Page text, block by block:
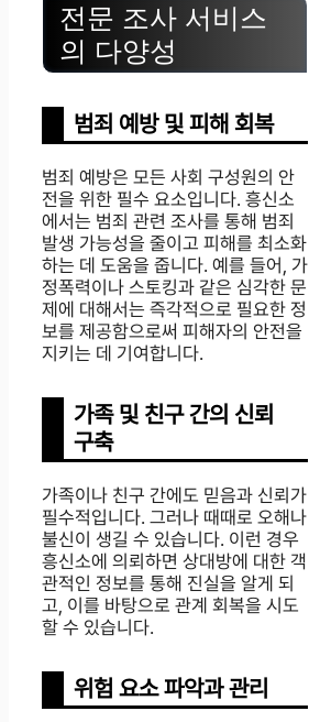
전문 조사 서비스
의 다양성
범죄 예방 및 피해 회복
범죄 예방은 모든 사회 구성원의 안
전을 위한 필수 요소입니다. 흥신소
에서는 범죄 관련 조사를 통해 범죄
발생 가능성을 줄이고 피해를 최소화
하는 데 도움을 줍니다. 예를 들어, 가
정폭력이나 스토킹과 같은 심각한 문
제에 대해서는 즉각적으로 필요한 정
보를 제공함으로써 피해자의 안전을
지키는 데 기여합니다.
가족 및 친구 간의 신뢰
구축
가족이나 친구 간에도 믿음과 신뢰가
필수적입니다. 그러나 때때로 오해나
불신이 생길 수 있습니다. 이런 경우
흥신소에 의뢰하면 상대방에 대한 객
관적인 정보를 통해 진실을 알게 되
고, 이를 바탕으로 관계 회복을 시도
할 수 있습니다.
위험 요소 파악과 관리